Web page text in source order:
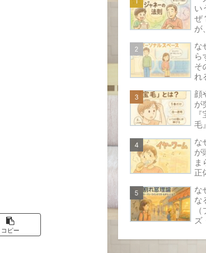
コピー
い
ぜ
が
ャ
な
ら
そ
れ
い
顔
が
毛
き
な
が
ま
正
す
な
な
ズ
イ